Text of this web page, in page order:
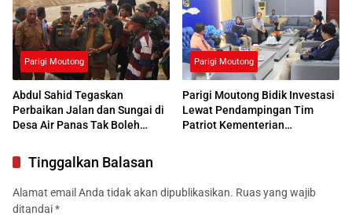
Parigi Moutong
Abdul Sahid Tegaskan
Perbaikan Jalan dan Sungai di
Desa Air Panas Tak Boleh
Parigi Moutong
Parigi Moutong Bidik Investasi
Lewat Pendampingan Tim
Patriot Kementerian
Tinggalkan Balasan
Alamat email Anda tidak akan dipublikasikan. Ruas yang wajib
ditandai*